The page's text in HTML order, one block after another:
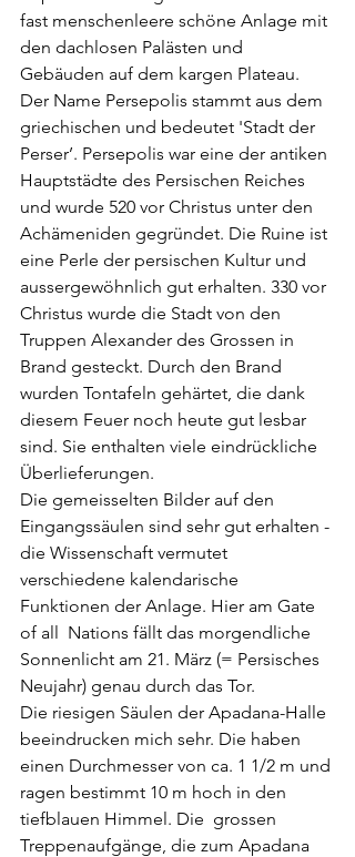
fast menschenleere schöne Anlage mit
den dachlosen Palästen und
Gebäuden auf dem kargen Plateau.
Der Name Persepolis stammt aus dem
griechischen und bedeutet 'Stadt der
Perser’. Persepolis war eine der antiken
Hauptstädte des Persischen Reiches
und wurde 520 vor Christus unter den
Achämeniden gegründet. Die Ruine ist
eine Perle der persischen Kultur und
aussergewöhnlich gut erhalten. 330 vor
Christus wurde die Stadt von den
Truppen Alexander des Grossen in
Brand gesteckt. Durch den Brand
wurden Tontafeln gehärtet, die dank
diesem Feuer noch heute gut lesbar
sind. Sie enthalten viele eindrückliche
Überlieferungen.
Die gemeisselten Bilder auf den
Eingangssäulen sind sehr gut erhalten -
die Wissenschaft vermutet
verschiedene kalendarische
Funktionen der Anlage. Hier am Gate
of all  Nations fällt das morgendliche
Sonnenlicht am 21. März (= Persisches
Neujahr) genau durch das Tor.
Die riesigen Säulen der Apadana-Halle
beeindrucken mich sehr. Die haben
einen Durchmesser von ca. 1 1/2 m und
ragen bestimmt 10 m hoch in den
tiefblauen Himmel. Die  grossen
Treppenaufgänge, die zum Apadana